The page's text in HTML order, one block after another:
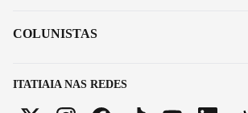
ITATIAIA NAS REDES
COLUNISTAS